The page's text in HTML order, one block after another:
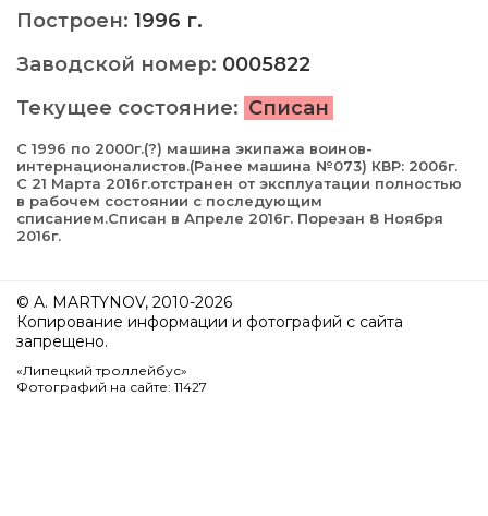
Построен: 1996 г.
Заводской номер: 0005822
Текущее состояние: Списан
С 1996 по 2000г.(?) машина экипажа воинов-
интернационалистов.(Ранее машина №073) КВР: 2006г.
С 21 Марта 2016г.отстранен от эксплуатации полностью
в рабочем состоянии с последующим
списанием.Списан в Апреле 2016г. Порезан 8 Ноября
2016г.
© A. MARTYNOV, 2010-2026
Копирование информации и фотографий с сайта
запрещено.
«Липецкий троллейбус»
Фотографий на сайте: 11427